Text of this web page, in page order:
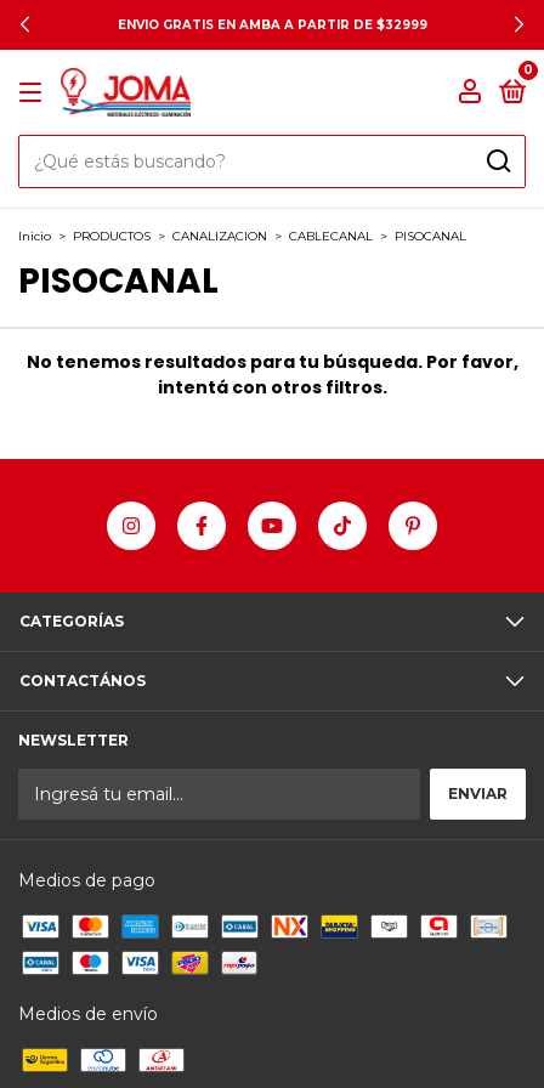
ENVIO GRATIS EN AMBA A PARTIR DE $32999
0
Inicio > PRODUCTOS > CANALIZACION > CABLECANAL > PISOCANAL
PISOCANAL
No tenemos resultados para tu búsqueda. Por favor,
intentá con otros filtros.
CATEGORÍAS
CONTACTÁNOS
NEWSLETTER
Medios de pago
Medios de envío